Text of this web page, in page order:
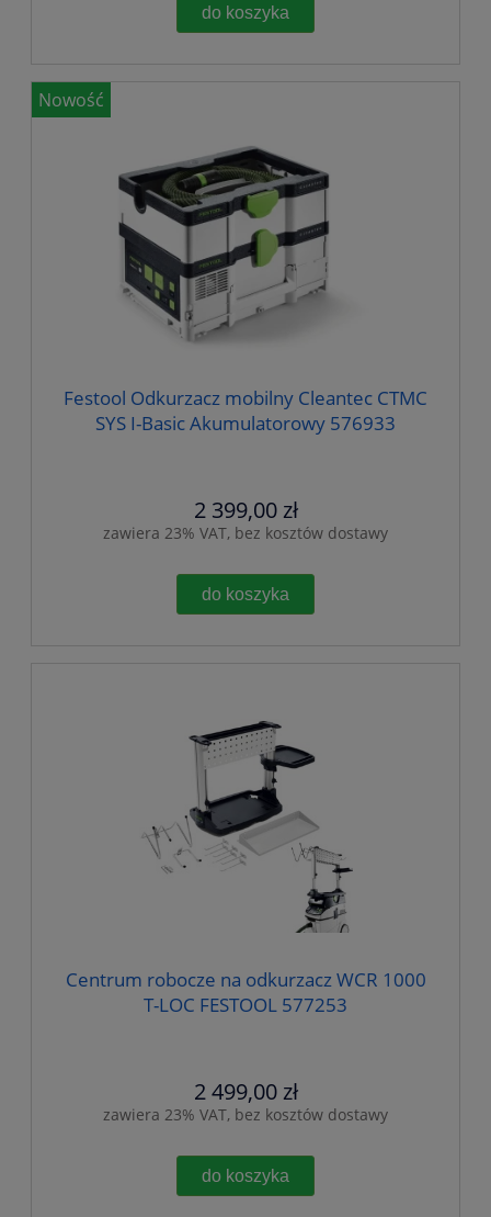
do koszyka
Festool Odkurzacz mobilny Cleantec CTMC
SYS I-Basic Akumulatorowy 576933
2 399,00 zł
zawiera 23% VAT, bez kosztów dostawy
do koszyka
Nowość
Centrum robocze na odkurzacz WCR 1000
T-LOC FESTOOL 577253
2 499,00 zł
zawiera 23% VAT, bez kosztów dostawy
do koszyka